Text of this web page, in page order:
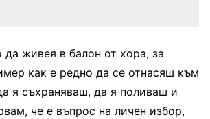
живея в балон от хора, за
как е редно да се отнасяш към
я съхраняваш, да я поливаш и
че е въпрос на личен избор,